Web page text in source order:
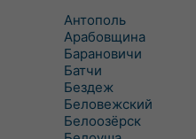
Антополь
Арабовщина
Барановичи
Батчи
Бездеж
Беловежский
Белоозёрск